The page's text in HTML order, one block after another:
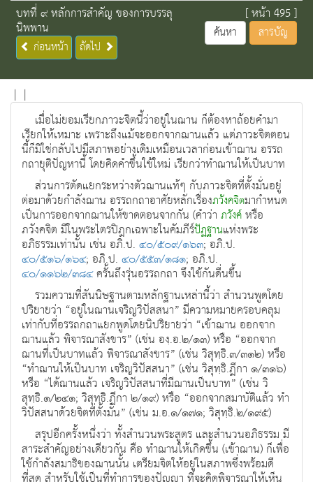
บทที่ ๙ หลักการสำคัญ ของการบรรลุ
นิพพาน
ก่อนหน้า ถัดไป
[ หน้า 495 ]
ค้นหา สารบัญ
| |
เมื่อไม่ยอมเรียกภาวะจิตนี้ว่าอยู่ในฌาน ก็ต้องหาถ้อยคำมา
เรียกให้เหมาะ เพราะถึงแม้จะออกจากฌานแล้ว แต่ภาวะจิตตอน
นี้ก็มิใช่กลับไปมีสภาพอย่างเดิมเหมือนเวลาก่อนเข้าฌาน อรรถ
กถายุติปัญหานี้ โดยคิดคำขึ้นใช้ใหม่ เรียกว่าทำฌานให้เป็นบาท
ส่วนการตัดแยกระหว่างตัวฌานแท้ๆ กับภาวะจิตที่ตั้งมั่นอยู่
ต่อมาด้วยกำลังฌาน อรรถกถาอาศัยหลักเรื่องภวังคจิตมากำหนด
เป็นการออกจากฌานให้ขาดตอนจากกัน (คำว่า ภวังค์หรือ
ภวังคจิต มีในพระไตรปิฎกเฉพาะในคัมภีร์ปัฏฐานแห่งพระ
อภิธรรมเท่านั้น เช่น อภิ.ป. ๔๐/๕๐๙/๑๖๓; อภิ.ป.
๔๐/๕๑๖/๑๖๔; อภิ.ป. ๔๐/๕๕๓/๑๘๑; อภิ.ป.
๔๐/๑๑๖๒/๓๘๔ครั้นถึงรุ่นอรรถกถา จึงใช้กันดื่นขึ้น
รวมความที่สันนิษฐานตามหลักฐานเหล่านี้ว่า สำนวนพูดโดย
ปริยายว่า “อยู่ในฌานเจริญวิปัสสนา” มีความหมายครอบคลุม
เท่ากับที่อรรถกถาแยกพูดโดยนิปริยายว่า “เข้าฌาน ออกจาก
ฌานแล้ว พิจารณาสังขาร” (เช่น องฺ.อ.๒/๑๓) หรือ “ออกจาก
ฌานที่เป็นบาทแล้ว พิจารณาสังขาร” (เช่น วิสุทฺธิ.๓/๓๑๒) หรือ
“ทำฌานให้เป็นบาท เจริญวิปัสสนา” (เช่น วิสุทฺธิ.ฏีกา ๑/๓๑๖)
หรือ “ได้ฌานแล้ว เจริญวิปัสสนาที่มีฌานเป็นบาท” (เช่น วิ
สุทฺธิ.๑/๒๔๑; วิสุทฺธิ.ฏีกา ๒/๑๙) หรือ “ออกจากสมาบัติแล้ว ทำ
วิปัสสนาด้วยจิตที่ตั้งมั่น” (เช่น ม.อ.๑/๑๗๑; วิสุทฺธิ.๒/๑๙๕)
สรุปอีกครั้งหนึ่งว่า ทั้งสำนวนพระสูตร และสำนวนอภิธรรม มี
สาระสำคัญอย่างเดียวกัน คือ ทำฌานให้เกิดขึ้น (เข้าฌาน) ก็เพื่อ
ใช้กำลังสมาธิของฌานนั้น เตรียมจิตให้อยู่ในสภาพซึ่งพร้อมดี